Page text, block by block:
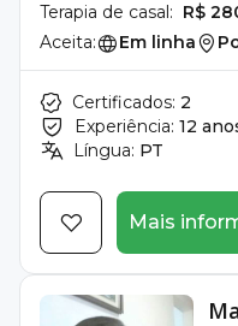
Terapia de casal: R$
Aceita:
Em linha
Certificados: 2
Experiência: 12
Língua: PT
Mais